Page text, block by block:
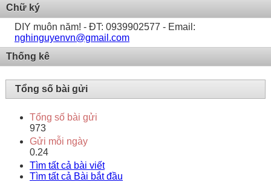
Chữ ký
DIY muôn năm! - ĐT: 0939902577 - Email:
nghinguyenvn@gmail.com
Thống kê
Tổng số bài gửi
Tổng số bài gửi
973
Gửi mỗi ngày
0.24
Tìm tất cả bài viết
Tìm tất cả Bài bắt đầu